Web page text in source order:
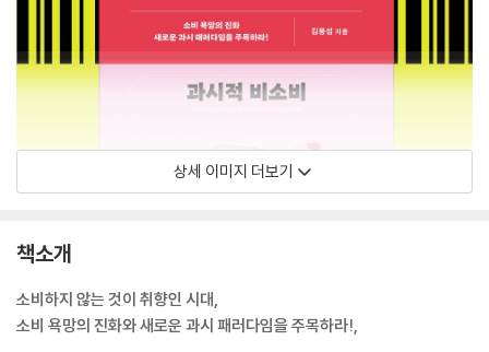
상세 이미지 더보기
책소개
소비하지 않는 것이 취향인 시대,
소비 욕망의 진화와 새로운 과시 패러다임을 주목하라!,